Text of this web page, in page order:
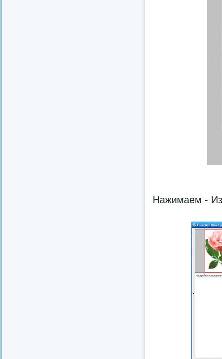
Нажимаем -